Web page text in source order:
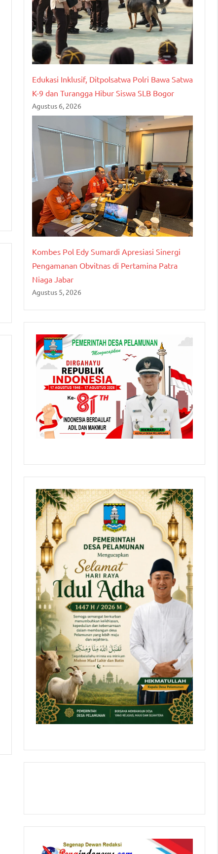
Edukasi Inklusif, Ditpolsatwa Polri Bawa Satwa
K-9 dan Turangga Hibur Siswa SLB Bogor
Agustus 6, 2026
Kombes Pol Edy Sumardi Apresiasi Sinergi
Pengamanan Obvitnas di Pertamina Patra
Niaga Jabar
Agustus 5, 2026